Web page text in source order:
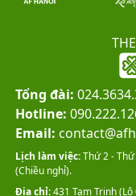
Tổng đài:
Hotline:
Email:
Lịch làm việc:Thứ 2 -
(Chiều nghỉ).
Địa chỉ:431 Tam Trinh